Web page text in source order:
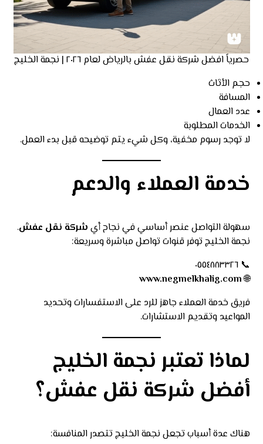
حصرياً افضل شركة نقل عفش بالرياض لعام ٢٠٢٦ | نجمة الخليج
حجم الأثاث
المسافة
عدد العمال
الخدمات المطلوبة
لا توجد رسوم مخفية، وكل شيء يتم توضيحه قبل بدء العمل.
خدمة العملاء والدعم
سهولة التواصل عنصر أساسي في نجاح أي شركة نقل عفش.
نجمة الخليج توفر قنوات تواصل مباشرة وسريعة:
📞 ٠٥٥٤٨٨٣٣٢٦
🌐
www.negmelkhalig.com
فريق خدمة العملاء جاهز للرد على الاستفسارات وتحديد
المواعيد وتقديم الاستشارات.
لماذا تعتبر نجمة الخليج
أفضل شركة نقل عفش؟
هناك عدة أسباب تجعل نجمة الخليج تتصدر المنافسة: